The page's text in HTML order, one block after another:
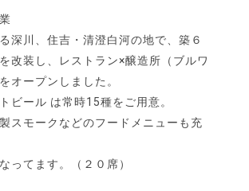
深川、住吉・清澄白河の地で、築６
改装し、レストラン×醸造所（ブルワ
オープンしました。
ビール は常時15種をご用意。
スモークなどのフードメニューも充
ってます。（２０席）